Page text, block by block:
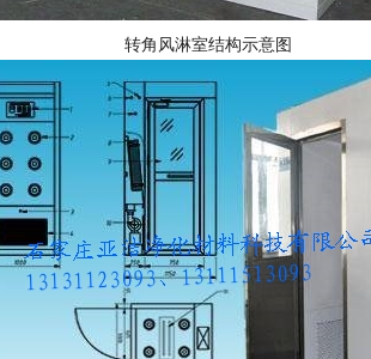
转角风淋室结构示意图